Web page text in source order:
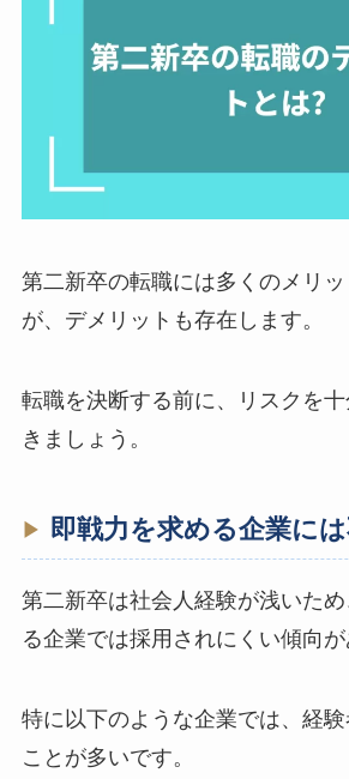
第二新卒の転職には多くのメリ
が、デメリットも存在します。
転職を決断する前に、リスクを
きましょう。
即戦力を求める企業には
第二新卒は社会人経験が浅いた
る企業では採用されにくい傾向が
特に以下のような企業では、経
ことが多いです。